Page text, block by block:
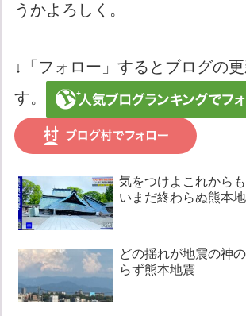
うかよろしく。
↓「フォロー」するとブログの
す。
気をつけよこれから
いまだ終わらぬ熊本
どの揺れが地震の神
らず熊本地震